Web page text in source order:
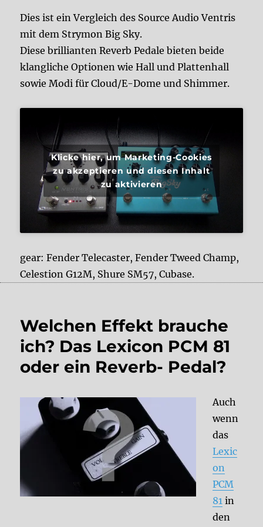
Dies ist ein Vergleich des Source Audio Ventris
mit dem Strymon Big Sky.
Diese brillianten Reverb Pedale bieten beide
klangliche Optionen wie Hall und Plattenhall
sowie Modi für Cloud/E-Dome und Shimmer.
Klicke hier, um Marketing-Cookies
zu akzeptieren und diesen Inhalt
zu aktivieren
gear: Fender Telecaster, Fender Tweed Champ,
Celestion G12M, Shure SM57, Cubase.
Welchen Effekt brauche
ich? Das Lexicon PCM 81
oder ein Reverb- Pedal?
Auch
wenn
das
Lexic
on
PCM
81 in
den